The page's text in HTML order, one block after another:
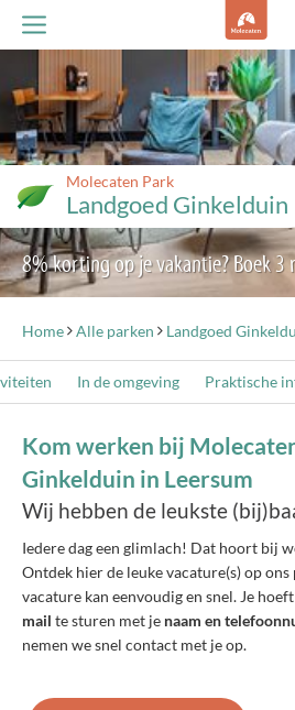
Molecaten Park
Landgoed Ginkelduin
8% korting op je vakantie? Boek 3
Home Alle parken Landgoed
In de omgeving Praktische
Kom werken bij
Ginkelduin in Leersum
Wij hebben de leukste
Iedere dag een glimlach! Dat hoort bij
Ontdek hier de leuke vacature(s) op ons
vacature kan eenvoudig en snel. Je
mail te sturen met je naam en
nemen we snel contact met je op.